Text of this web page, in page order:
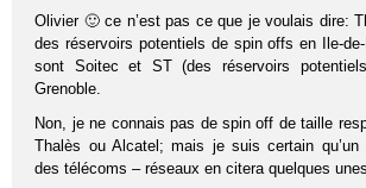
Olivier 🙂 ce n’est pas ce que je voulais dire:
des réservoirs potentiels de spin offs en Ile-
sont Soitec et ST (des réservoirs
Grenoble.
Non, je ne connais pas de spin off de taille
Thalès ou Alcatel; mais je suis certain qu’un
des télécoms – réseaux en citera quelques